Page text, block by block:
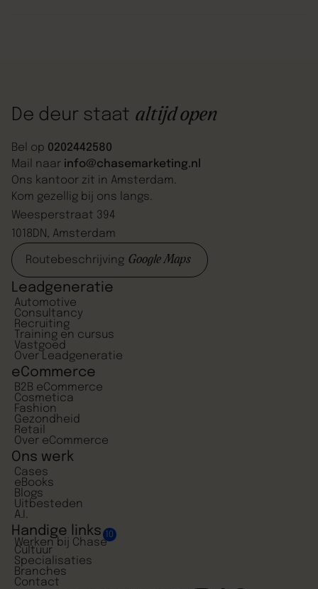
De deur staat altijd open
Bel op 0202442580
Mail naar info@chasemarketing.nl
Ons kantoor zit in Amsterdam.
Kom gezellig bij ons langs.
Weesperstraat 394
1018DN, Amsterdam
Routebeschrijving Google Maps
Leadgeneratie
Automotive
Consultancy
Recruiting
Training en cursus
Vastgoed
Over Leadgeneratie
eCommerce
B2B eCommerce
Cosmetica
Fashion
Gezondheid
Retail
Over eCommerce
Ons werk
Cases
eBooks
Blogs
Uitbesteden
A.I.
Handige links
Werken bij Chase
10
Cultuur
Specialisaties
Branches
Contact